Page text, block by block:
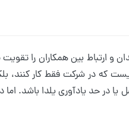
و ارتباط بین همکاران را
که در شرکت فقط کار کنند،
در حد یادآوری یلدا باشد.